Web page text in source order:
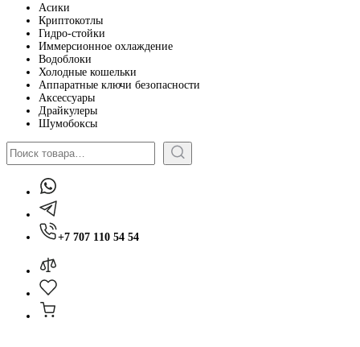
Асики
Криптокотлы
Гидро-стойки
Иммерсионное охлаждение
Водоблоки
Холодные кошельки
Аппаратные ключи безопасности
Аксессуары
Драйкулеры
Шумобоксы
Поиск
+7 707 110 54 54